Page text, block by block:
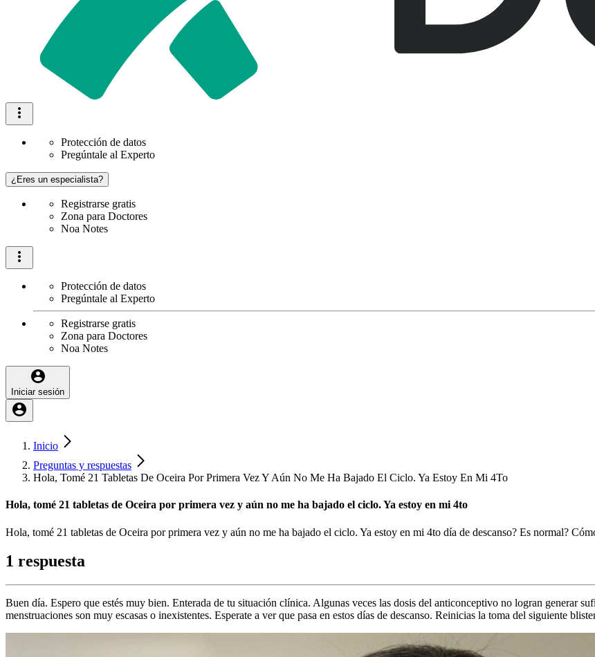
Protección de datos
Pregúntale al Experto
¿Eres un especialista?
Registrarse gratis
Zona para Doctores
Noa Notes
Protección de datos
Pregúntale al Experto
Registrarse gratis
Zona para Doctores
Noa Notes
Iniciar sesión
Inicio
Preguntas y respuestas
Hola, Tomé 21 Tabletas De Oceira Por Primera Vez Y Aún No Me Ha Bajado El Ciclo. Ya Estoy En Mi 4To
Hola, tomé 21 tabletas de Oceira por primera vez y aún no me ha bajado el ciclo. Ya estoy en mi 4to
Hola, tomé 21 tabletas de Oceira por primera vez y aún no me ha bajado el ciclo. Ya estoy en mi 4to día de descanso? Es normal?
1 respuesta
Buen día. Espero que estés muy bien. Enterada de tu situación clínica. Algunas veces las dosis del anticonceptivo no logran generar
menstruaciones son muy escasas o inexistentes. Esperate a ver que pasa en estos días de descanso. Reinicias la toma del siguiente